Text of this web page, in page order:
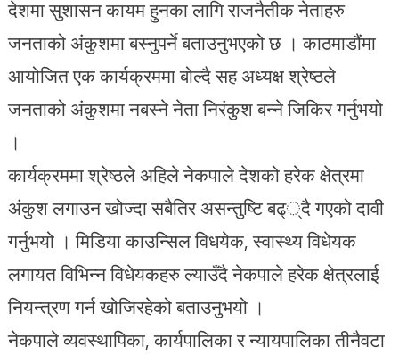
देशमा सुशासन कायम हुनका लागि राजनैतीक नेताहरु
जनताको अंकुशमा बस्नुपर्ने बताउनुभएको छ । काठमाडौंमा
आयोजित एक कार्यक्रममा बोल्दै सह अध्यक्ष श्रेष्ठले
जनताको अंकुशमा नबस्ने नेता निरंकुश बन्ने जिकिर गर्नुभयो
।
कार्यक्रममा श्रेष्ठले अहिले नेकपाले देशको हरेक क्षेत्रमा
अंकुश लगाउन खोज्दा सबैतिर असन्तुष्टि बढ््दै गएको दावी
गर्नुभयो । मिडिया काउन्सिल विधयेक, स्वास्थ्य विधेयक
लगायत विभिन्न विधेयकहरु ल्याउँदै नेकपाले हरेक क्षेत्रलाई
नियन्त्रण गर्न खोजिरहेको बताउनुभयो ।
नेकपाले व्यवस्थापिका, कार्यपालिका र न्यायपालिका तीनैवटा